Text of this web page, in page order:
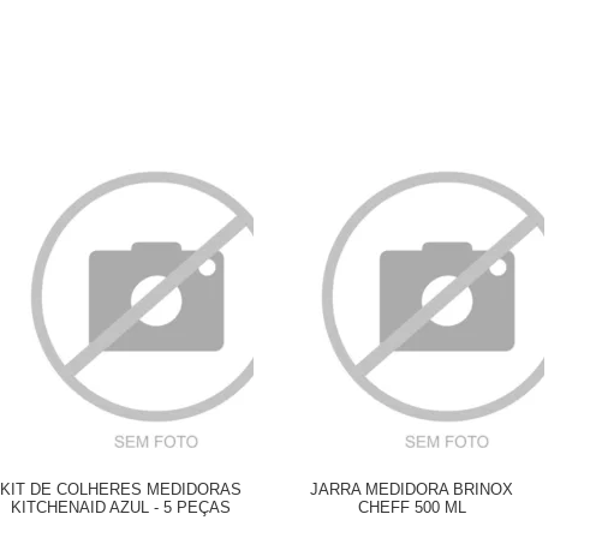
KIT DE COLHERES MEDIDORAS
KITCHENAID AZUL - 5 PEÇAS
JARRA MEDIDORA BRINOX
CHEFF 500 ML